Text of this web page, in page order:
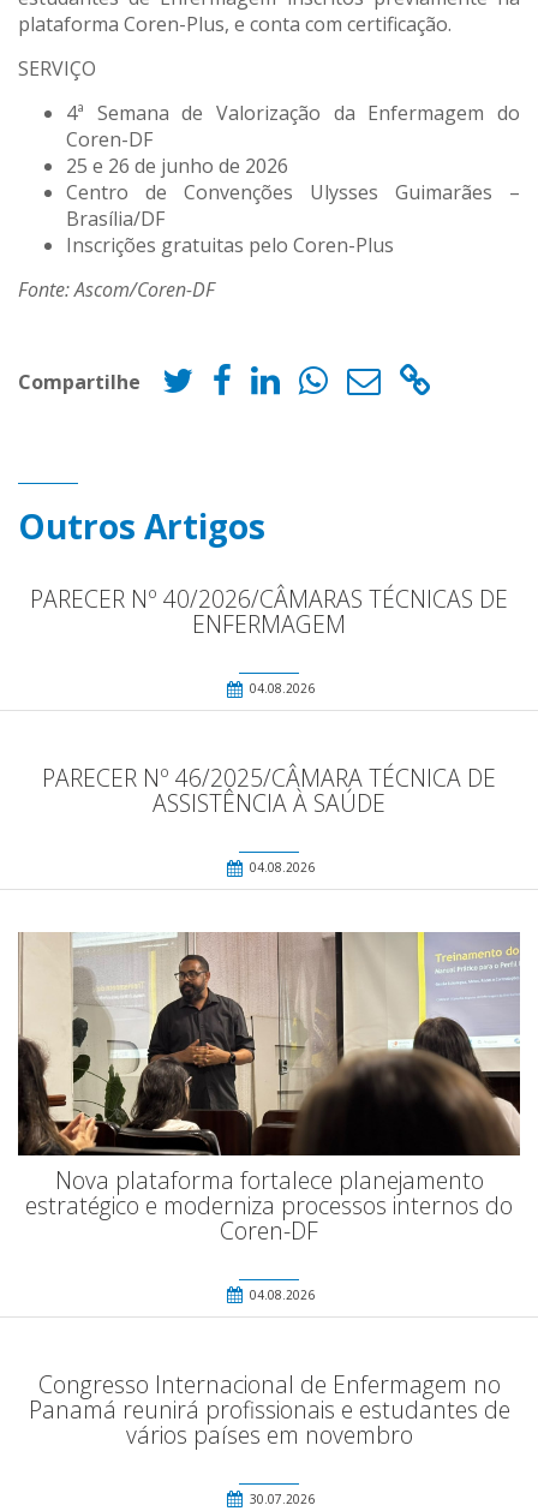
plataforma Coren-Plus, e conta com certificação.
SERVIÇO
4ª Semana de Valorização da Enfermagem do
Coren-DF
25 e 26 de junho de 2026
Centro de Convenções Ulysses Guimarães –
Brasília/DF
Inscrições gratuitas pelo Coren-Plus
Fonte: Ascom/Coren-DF
Compartilhe
Outros Artigos
PARECER Nº 40/2026/CÂMARAS TÉCNICAS DE
ENFERMAGEM
04.08.2026
PARECER Nº 46/2025/CÂMARA TÉCNICA DE
ASSISTÊNCIA À SAÚDE
04.08.2026
Nova plataforma fortalece planejamento
estratégico e moderniza processos internos do
Coren-DF
04.08.2026
Congresso Internacional de Enfermagem no
Panamá reunirá profissionais e estudantes de
vários países em novembro
30.07.2026